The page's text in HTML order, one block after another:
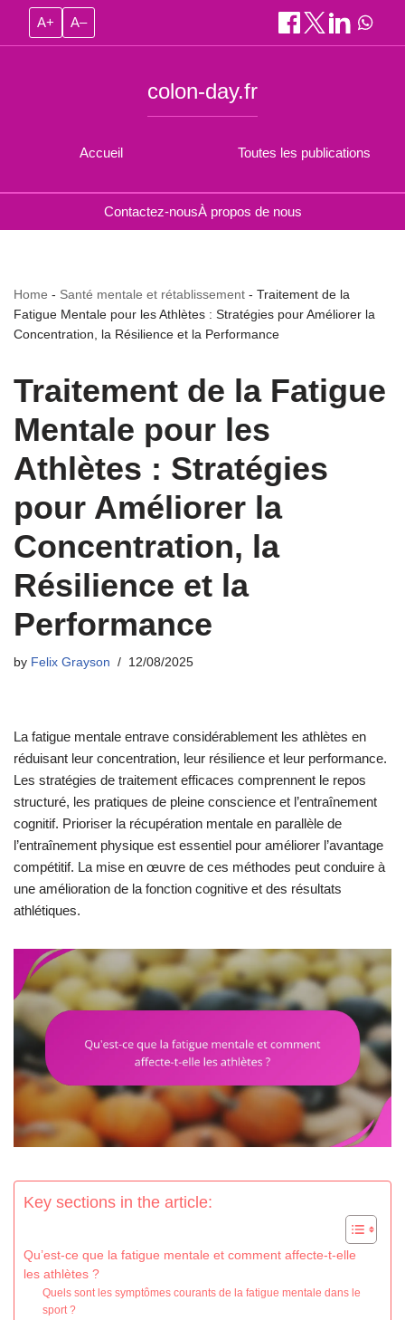
A+ A–
Accueil
colon-day.fr
Toutes les publications
Contactez-nousÀ propos de nous
Home - Santé mentale et rétablissement - Traitement de la
Fatigue Mentale pour les Athlètes : Stratégies pour Améliorer la
Concentration, la Résilience et la Performance
Traitement de la Fatigue
Mentale pour les
Athlètes : Stratégies
pour Améliorer la
Concentration, la
Résilience et la
Performance
by Felix Grayson 12/08/2025
La fatigue mentale entrave considérablement les athlètes en
réduisant leur concentration, leur résilience et leur performance.
Les stratégies de traitement efficaces comprennent le repos
structuré, les pratiques de pleine conscience et l’entraînement
cognitif. Prioriser la récupération mentale en parallèle de
l’entraînement physique est essentiel pour améliorer l’avantage
compétitif. La mise en œuvre de ces méthodes peut conduire à
une amélioration de la fonction cognitive et des résultats
athlétiques.
Key sections in the article:
Qu’est-ce que la fatigue mentale et comment affecte-t-elle
les athlètes ?
Quels sont les symptômes courants de la fatigue mentale dans le
sport ?